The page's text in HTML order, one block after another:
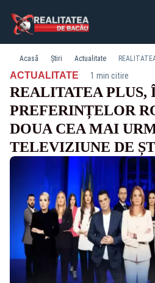
Acasă Știri Actualitate
ACTUALITATE· 1 min citire
REALITATEA PLUS,
PREFERINȚELOR
DOUA CEA MAI
TELEVIZIUNE DE